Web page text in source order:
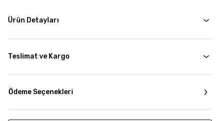
Ürün Detayları
Teslimat ve Kargo
Ödeme Seçenekleri